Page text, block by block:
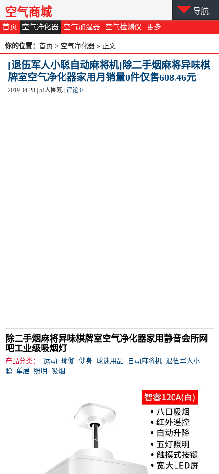
首页 空气净化器 空气加湿器 空气检测仪 更多
空气商城 导航
你的位置： 首页 > 空气净化器 » 正文
[退伍军人小聪自动麻将机]除二手烟麻将异味棋
牌室空气净化器家用月销量0件仅售608.46元
2019-04-28 | 51人围观 | 评论:0
除二手烟麻将异味棋牌室空气净化器家用静音会所网
吧工业级吸烟灯
产品分类： 运动 瑜伽 健身 球迷用品 自动麻将机 退伍军人小
聪 单层 照明 吸烟